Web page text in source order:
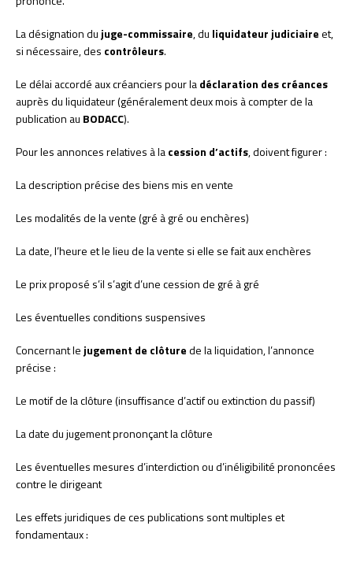
La désignation du juge-commissaire, du liquidateur judiciaireet,
si nécessaire, des contrôleurs.
Le délai accordé aux créanciers pour ladéclaration des créances
auprès du liquidateur (généralement deux mois à compter de la
publication au BODACC).
Pour les annonces relatives à lacession d’actifs, doivent figurer :
La description précise des biens mis en vente
Les modalités de la vente (gré à gré ou enchères)
La date, l’heure et le lieu de la vente si elle se fait aux enchères
Le prix proposé s’il s’agit d’une cession de gré à gré
Les éventuelles conditions suspensives
Concernant le jugement de clôturede la liquidation, l’annonce
précise :
Le motif de la clôture (insuffisance d’actif ou extinction du passif)
La date du jugement prononçant la clôture
Les éventuelles mesures d’interdiction ou d’inéligibilité prononcées
contre le dirigeant
Les effets juridiques de ces publications sont multiples et
fondamentaux :